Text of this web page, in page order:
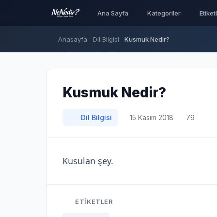
Ana Sayfa Kategoriler
Anasayfa Dil Bilgisi Kusmuk Nedir?
Kusmuk Nedir?
Dil Bilgisi 15 Kasım 2018 79
Kusulan şey.
ETIKETLER